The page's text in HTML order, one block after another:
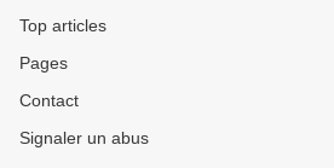
Top articles
Pages
Contact
Signaler un abus